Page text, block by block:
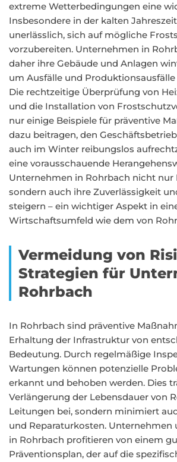
extreme Wetterbedingungen eine
Insbesondere in der kalten
unerlässlich, sich auf mögliche
vorzubereiten. Unternehmen in
daher ihre Gebäude und Anlagen
um Ausfälle und
Die rechtzeitige Überprüfung von
und die Installation von
nur einige Beispiele für präventive
dazu beitragen, den
auch im Winter reibungslos
eine vorausschauende
Unternehmen in Rohrbach nicht nur
sondern auch ihre Zuverlässigkeit
steigern – ein wichtiger Aspekt in
Wirtschaftsumfeld wie dem von
Vermeidung von
Strategien für
Rohrbach
In Rohrbach sind präventive
Erhaltung der Infrastruktur von
Bedeutung. Durch regelmäßige
Wartungen können potenzielle
erkannt und behoben werden. Dies
Verlängerung der Lebensdauer von
Leitungen bei, sondern minimiert
und Reparaturkosten.
in Rohrbach profitieren von einem
Präventionsplan, der auf die